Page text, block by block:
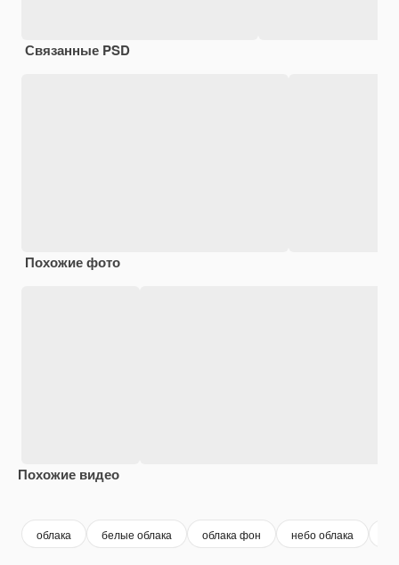
Связанные PSD
Похожие фото
Похожие видео
облака белые облака облака фон небо облака